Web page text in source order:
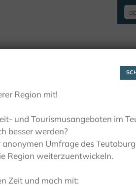
Region mit!
und Tourismusangeboten im
besser werden?
Umfrage des
Region weiterzuentwickeln.
Zeit und mach mit: